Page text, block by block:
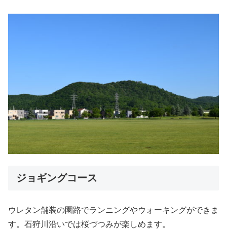
ジョギングコース
ウレタン舗装の園路でランニングやウォーキングができま
す。石狩川沿いでは桜づつみが楽しめます。